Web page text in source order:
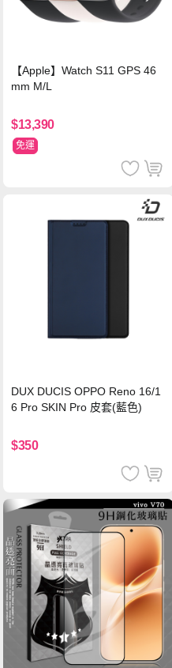
【Apple】Watch S11 GPS 46
mm M/L
$13,390
免運
DUX DUCIS OPPO Reno 16/1
6 Pro SKIN Pro 皮套(藍色)
$350